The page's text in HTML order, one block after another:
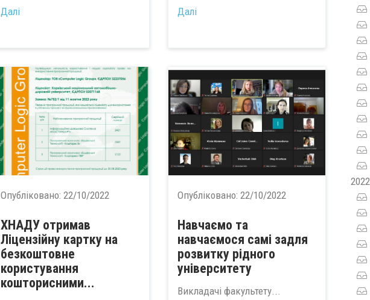
Далі Далі
Опубліковано:22/10/2022
ХНАДУ отримав
Ліцензійну картку на
безкоштовне
користування
кошторисними...
Опубліковано: 22/10/2022
Навчаємо та
навчаємося самі задля
розвитку рідного
університету
Викладачі факультету...
2022